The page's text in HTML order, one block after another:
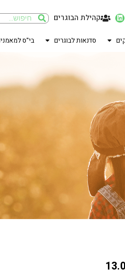
קהילת הבוגרים
סדנאות לבוגרים בי"ס